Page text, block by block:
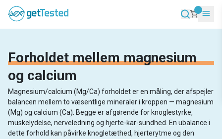
Forholdet mellem magnesium
og calcium
Magnesium/calcium (Mg/Ca) forholdet er en måling, der afspejler
balancen mellem to væsentlige mineraler i kroppen — magnesium
(Mg) og calcium (Ca). Begge er afgørende for knoglestyrke,
muskelydelse, nerveledning og hjerte-kar-sundhed. En ubalance i
dette forhold kan påvirke knogletæthed, hjerterytme og den